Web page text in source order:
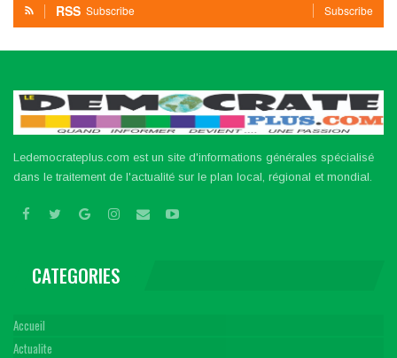
RSS Subscribe Subscribe
Ledemocrateplus.com est un site d'informations générales spécialisé
dans le traitement de l'actualité sur le plan local, régional et mondial.
CATEGORIES
Accueil
Actualite